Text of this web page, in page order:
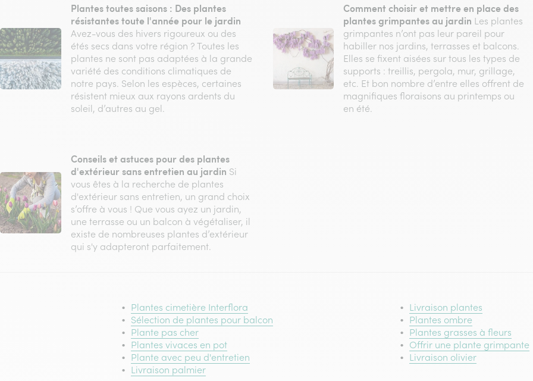
Plantes toutes saisons : Des plantes
résistantes toute l'année pour le jardin
Avez-vous des hivers rigoureux ou des
étés secs dans votre région ? Toutes les
plantes ne sont pas adaptées à la grande
variété des conditions climatiques de
notre pays. Selon les espèces, certaines
résistent mieux aux rayons ardents du
soleil, d’autres au gel.
Comment choisir et mettre en place des
plantes grimpantes au jardin Les plantes
grimpantes n’ont pas leur pareil pour
habiller nos jardins, terrasses et balcons.
Elles se fixent aisées sur tous les types de
supports : treillis, pergola, mur, grillage,
etc. Et bon nombre d’entre elles offrent de
magnifiques floraisons au printemps ou
en été.
Conseils et astuces pour des plantes
d'extérieur sans entretien au jardin Si
vous êtes à la recherche de plantes
d'extérieur sans entretien, un grand choix
s’offre à vous ! Que vous ayez un jardin,
une terrasse ou un balcon à végétaliser, il
existe de nombreuses plantes d’extérieur
qui s'y adapteront parfaitement.
Plantes cimetière Interflora
Livraison plantes
Sélection de plantes pour balcon
Plantes ombre
Plante pas cher
Plantes grasses à fleurs
Plantes vivaces en pot
Offrir une plante grimpante
Plante avec peu d'entretien
Livraison olivier
Livraison palmier